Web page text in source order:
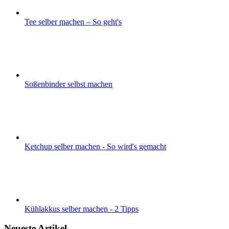
Tee selber machen – So geht's
Soßenbinder selbst machen
Ketchup selber machen - So wird's gemacht
Kühlakkus selber machen - 2 Tipps